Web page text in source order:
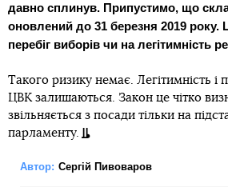
давно сплинув. Припустимо, що
оновлений до 31 березня 2019
перебіг виборів чи на легітимність
Такого ризику немає. Легітимність і
ЦВК залишаються. Закон це чітко
звільняється з посади тільки на
парламенту.
Автор: Сергій Пивоваров